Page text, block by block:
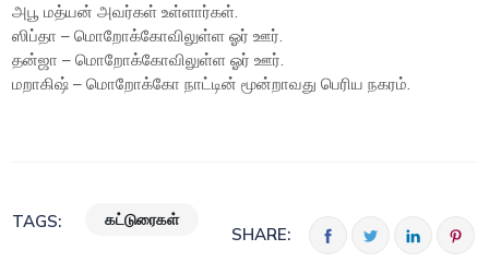
அபூ மத்யன் அவர்கள் உள்ளார்கள்.
ஸிப்தா – மொறோக்கோவிலுள்ள ஓர் ஊர்.
தன்ஜா – மொறோக்கோவிலுள்ள ஓர் ஊர்.
மறாகிஷ் – மொறோக்கோ நாட்டின் மூன்றாவது பெரிய நகரம்.
TAGS: கட்டுரைகள்
SHARE: